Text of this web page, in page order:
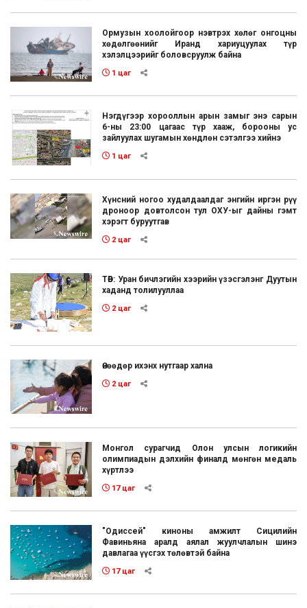
Ормузын хоолойгоор нэвтрэх хөлөг онгоцны
хөдөлгөөнийг Иранд хариуцуулах түр
хэлэлцээрийг боловсруулж байна
1 цаг
Нэгдүгээр хорооллын арын замыг энэ сарын
6-ны 23:00 цагаас түр хааж, борооны ус
зайлуулах шугамын хөндлөн сэтэлгээ хийнэ
1 цаг
Хүнсний ногоо худалдаалдаг энгийн иргэн рүү
дроноор довтолсон тул ОХУ-ыг дайны гэмт
хэрэгт буруутгав
2 цаг
ТӨВ: Уран бичлэгийн хээрийн үзэсгэлэнг Дуутын
хаданд толилууллаа
2 цаг
Өнөөдөр ихэнх нутгаар хална
2 цаг
Монгол сурагчид Олон улсын логикийн
олимпиадын дэлхийн финалд мөнгөн медаль
хүртлээ
17 цаг
"Одиссей" киноны амжилт Сицилийн
Фавиньяна аралд аялал жуулчлалын шинэ
давлагаа үүсгэх төлөвтэй байна
17 цаг